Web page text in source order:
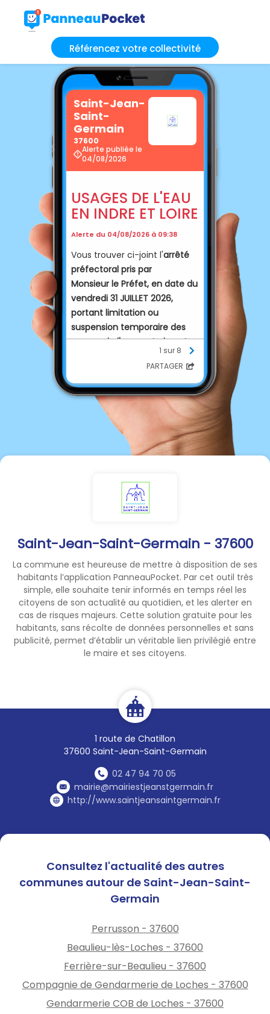
Référencez votre collectivité
Saint-Jean-Saint-Germain - 37600
La commune est heureuse de mettre à disposition de ses
habitants l’application PanneauPocket. Par cet outil très
simple, elle souhaite tenir informés en temps réel les
citoyens de son actualité au quotidien, et les alerter en
cas de risques majeurs. Cette solution gratuite pour les
habitants, sans récolte de données personnelles et sans
publicité, permet d’établir un véritable lien privilégié entre
le maire et ses citoyens.
1 route de Chatillon
37600 Saint-Jean-Saint-Germain
02 47 94 70 05
mairie@mairiestjeanstgermain.fr
http://www.saintjeansaintgermain.fr
Saint-Jean-
Saint-
Germain
37600
Alerte publiée le
04/08/2026
USAGES DE L'EAU
EN INDRE ET LOIRE
Alerte du 04/08/2026 à 09:38
Vous trouver ci-joint l'arrêté
préfectoral pris par
Monsieur le Préfet, en date du
vendredi 31 JUILLET 2026,
portant limitation ou
suspension temporaire des
usages de l'eau en Indre-et-
Les dispositions du présent
arrêté sont applicablesà
compter du dimanche 2 août
à zéro heure
L’arrêté peut être consulté
communes concernées, sur
le site internet départemental
des services de l’État
loire.gouv.fr/secheresse) et
sur le site national VigiEau
(https://vigieau.gouv.fr/).
1 sur 8
PARTAGER
Consultez l'actualité des autres
communes autour de Saint-Jean-Saint-
Germain
Perrusson - 37600
Beaulieu-lès-Loches - 37600
Ferrière-sur-Beaulieu - 37600
Compagnie de Gendarmerie de Loches - 37600
Gendarmerie COB de Loches - 37600